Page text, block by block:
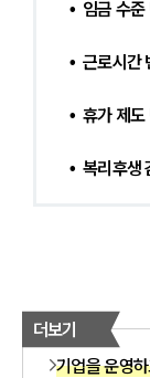
•  임금 수준
•  근로시간
•  휴가 제도
•  복리후생
더보기
기업을 운영